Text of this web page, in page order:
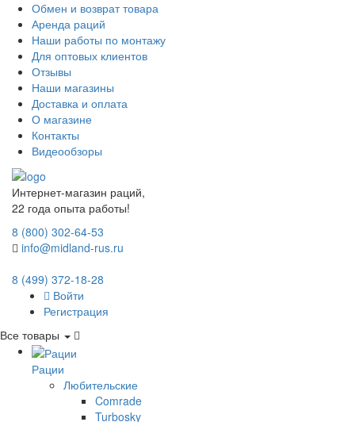
Обмен и возврат товара
Аренда раций
Наши работы по монтажу
Для оптовых клиентов
Отзывы
Наши магазины
Доставка и оплата
О магазине
Контакты
Видеообзоры
Интернет-магазин раций,
22 года опыта работы!
8 (800) 302-64-53
info@midland-rus.ru
8 (499) 372-18-28
Войти
Регистрация
Все товары
Рации
Любительские
Comrade
Turbosky